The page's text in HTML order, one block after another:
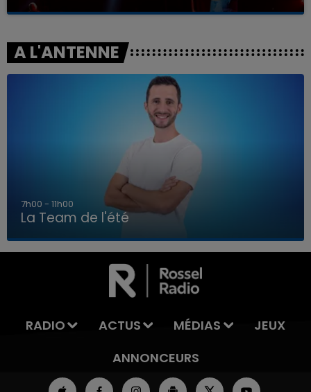
LA TEAM DE L'ÉTÉ
A L'ANTENNE
7h00 - 11h00
La Team de l'été
RADIO ACTUS MÉDIAS
JEUX
ANNONCEURS